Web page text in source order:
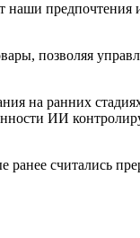
предпочтения
позволяя
на ранних
ИИ
считались